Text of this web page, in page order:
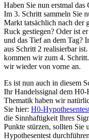
Haben Sie nun erstmal
Im 3. Schritt sammeln Sie
Markt tatsächlich nach der
Ruck gestiegen? Oder ist
und das Tief an dem Tag?
aus Schritt 2 realisierbar
kommen wir zum 4.
wir wieder von vorne an.
Es ist nun auch in diesem
Ihr Handelssignal dem H0-
Thematik haben wir
Sie hier: H0-
die Sinnhaftigkeit Ihres
Punkte stürzen, sollten Sie
Hypothesentest